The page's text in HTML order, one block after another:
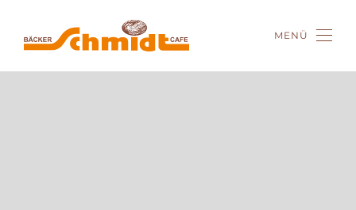
Zum Hauptinhalt springen
MENÜ